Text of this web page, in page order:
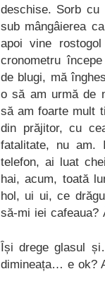
deschise. Sorb
sub mângâierea
apoi vine
cronometru
de blugi, mă
o să am urmă de
să am foarte mult
din prăjitor, cu
fatalitate, nu am.
telefon, ai luat
hai, acum, toată
hol, ui ui, ce
să-mi iei cafeaua?
Își drege glasul
dimineața… e ok?